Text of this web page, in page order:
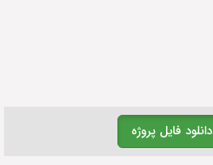
دانلود فایل پروژه